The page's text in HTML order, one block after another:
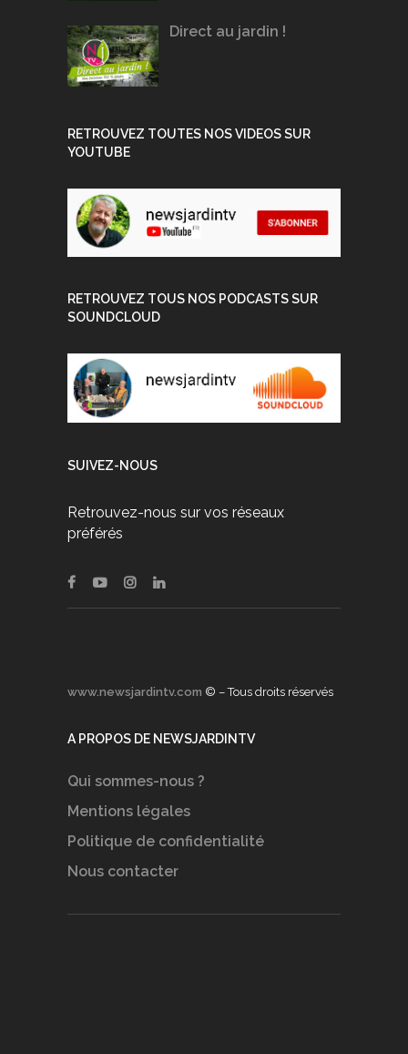
Direct au jardin !
RETROUVEZ TOUTES NOS VIDEOS SUR
YOUTUBE
RETROUVEZ TOUS NOS PODCASTS SUR
SOUNDCLOUD
SUIVEZ-NOUS
Retrouvez-nous sur vos réseaux
préférés
www.newsjardintv.com © – Tous droits réservés
A PROPOS DE NEWSJARDINTV
Qui sommes-nous ?
Mentions légales
Politique de confidentialité
Nous contacter